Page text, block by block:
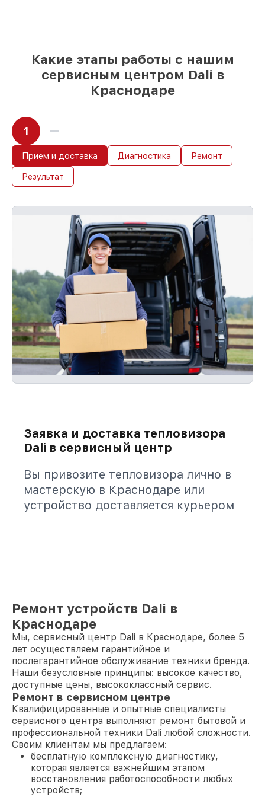
Какие этапы работы с нашим
сервисным центром Dali в
Краснодаре
1
Прием и доставка Диагностика Ремонт
Результат
Заявка и доставка тепловизора
Dali в сервисный центр
Вы привозите тепловизора лично в
мастерскую в Краснодаре или
устройство доставляется курьером
Ремонт устройств Dali в
Краснодаре
Мы, сервисный центр Dali в Краснодаре, более 5
лет осуществляем гарантийное и
послегарантийное обслуживание техники бренда.
Наши безусловные принципы: высокое качество,
доступные цены, высококлассный сервис.
Ремонт в сервисном центре
Квалифицированные и опытные специалисты
сервисного центра выполняют ремонт бытовой и
профессиональной техники Dali любой сложности.
Своим клиентам мы предлагаем:
бесплатную комплексную диагностику,
которая является важнейшим этапом
восстановления работоспособности любых
устройств;